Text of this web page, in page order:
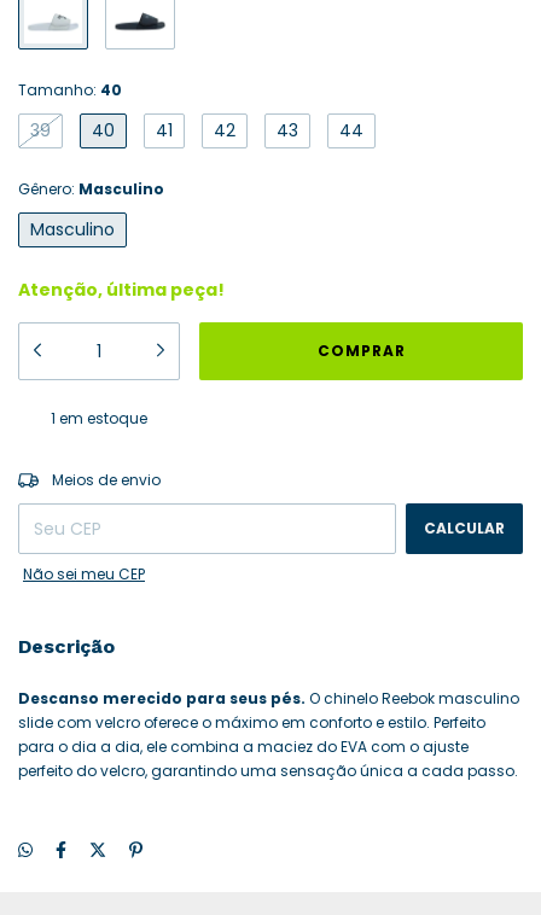
Tamanho: 40
39 40 41 42 43 44
Gênero: Masculino
Masculino
Atenção, última peça!
1 em estoque
Entregas para o CEP:
Meios de envio
CALCULAR
Não sei meu CEP
Descrição
Descanso merecido para seus pés. O chinelo Reebok masculino
slide com velcro oferece o máximo em conforto e estilo. Perfeito
para o dia a dia, ele combina a maciez do EVA com o ajuste
perfeito do velcro, garantindo uma sensação única a cada passo.